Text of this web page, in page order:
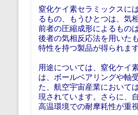
窒化ケイ素セラミックスに
るもの、もうひとつは、気
前者の圧縮成形によるもの
後者の気相反応法を用いた
特性を持つ製品が得られます
用途については、窒化ケイ
は、ボールベアリングや軸
た、航空宇宙産業において
現されています。さらに、
高温環境での耐摩耗性が重